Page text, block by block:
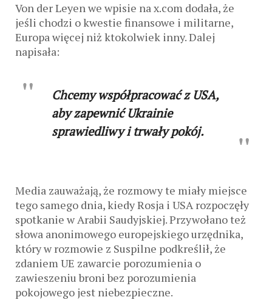
Von der Leyen we wpisie na x.com dodała, że
jeśli chodzi o kwestie finansowe i militarne,
Europa więcej niż ktokolwiek inny. Dalej
napisała:
Chcemy współpracować z USA,
aby zapewnić Ukrainie
sprawiedliwy i trwały pokój.
Media zauważają, że rozmowy te miały miejsce
tego samego dnia, kiedy Rosja i USA rozpoczęły
spotkanie w Arabii Saudyjskiej. Przywołano też
słowa anonimowego europejskiego urzędnika,
który w rozmowie z Suspilne podkreślił, że
zdaniem UE zawarcie porozumienia o
zawieszeniu broni bez porozumienia
pokojowego jest niebezpieczne.